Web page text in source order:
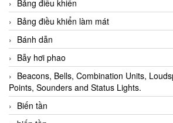
Bảng điều khiển
Bảng điều khiển làm mát
Bánh dẫn
Bẫy hơi phao
Beacons, Bells, Combination Units,
Points, Sounders and Status Lights.
Biến tần